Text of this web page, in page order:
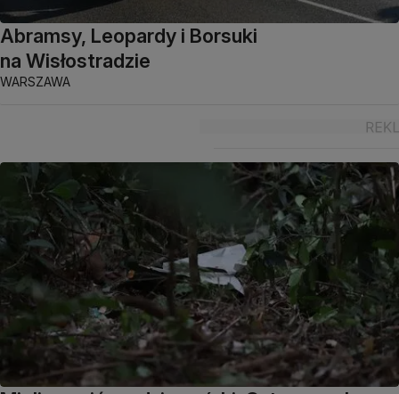
Abramsy, Leopardy i Borsuki
na Wisłostradzie
WARSZAWA